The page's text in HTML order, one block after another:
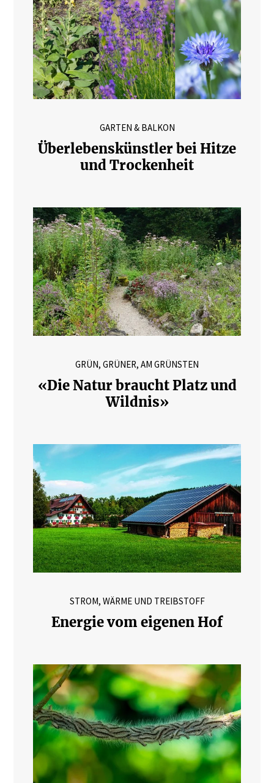
GARTEN & BALKON
Überlebenskünstler bei Hitze
und Trockenheit
GRÜN, GRÜNER, AM GRÜNSTEN
«Die Natur braucht Platz und
Wildnis»
STROM, WÄRME UND TREIBSTOFF
Energie vom eigenen Hof